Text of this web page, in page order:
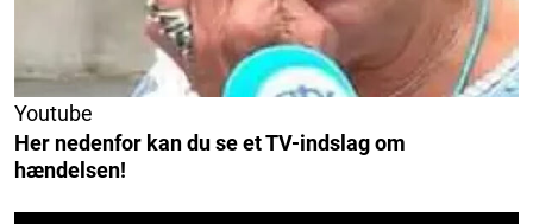
Youtube
Her nedenfor kan du se et TV-indslag om
hændelsen!